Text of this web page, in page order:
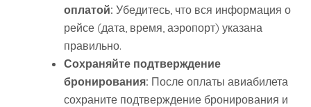
оплатой: Убедитесь, что вся информация о
рейсе (дата, время, аэропорт) указана
правильно.
Сохраняйте подтверждение
бронирования: После оплаты авиабилета
сохраните подтверждение бронирования и